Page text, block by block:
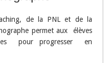
de la PNL et de la
permet aux élèves
pour progresser en